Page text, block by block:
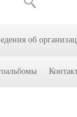
об